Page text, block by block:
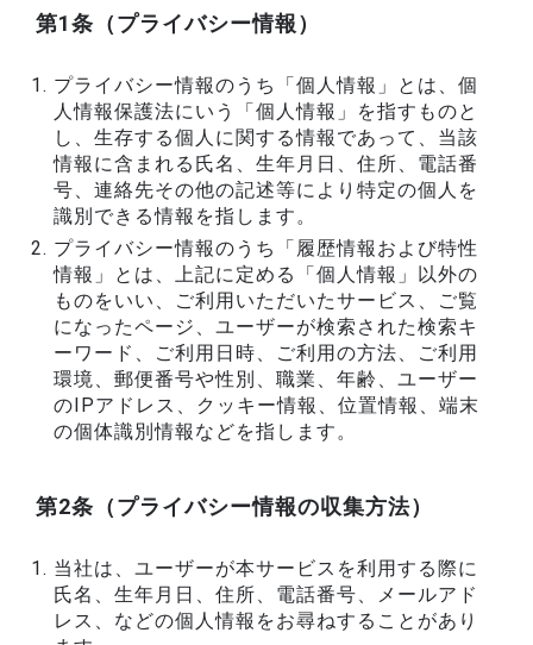
第1条（プライバシー情報）
プライバシー情報のうち「個人情報」とは、個
人情報保護法にいう「個人情報」を指すものと
し、生存する個人に関する情報であって、当該
情報に含まれる氏名、生年月日、住所、電話番
号、連絡先その他の記述等により特定の個人を
識別できる情報を指します。
プライバシー情報のうち「履歴情報および特性
情報」とは、上記に定める「個人情報」以外の
ものをいい、ご利用いただいたサービス、ご覧
になったページ、ユーザーが検索された検索キ
ーワード、ご利用日時、ご利用の方法、ご利用
環境、郵便番号や性別、職業、年齢、ユーザー
のIPアドレス、クッキー情報、位置情報、端末
の個体識別情報などを指します。
第2条（プライバシー情報の収集方法）
当社は、ユーザーが本サービスを利用する際に
氏名、生年月日、住所、電話番号、メールアド
レス、などの個人情報をお尋ねすることがあり